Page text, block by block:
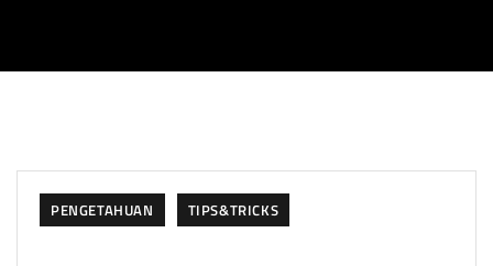
PENGETAHUAN TIPS&TRICKS